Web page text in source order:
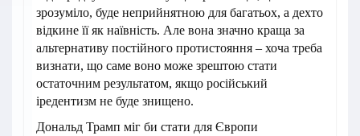
зрозуміло, буде неприйнятною для багатьох, а дехто
відкине її як наївність. Але вона значно краща за
альтернативу постійного протистояння – хоча треба
визнати, що саме воно може зрештою стати
остаточним результатом, якщо російський
іредентизм не буде знищено.
Дональд Трамп міг би стати для Європи